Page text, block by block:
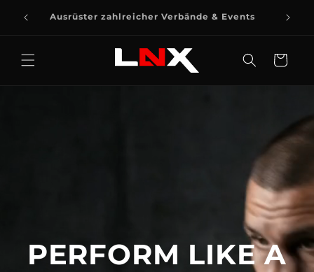
ZUM
Ausrüster zahlreicher Verbände & Events
Warenkorb
PERFORM LIKE A